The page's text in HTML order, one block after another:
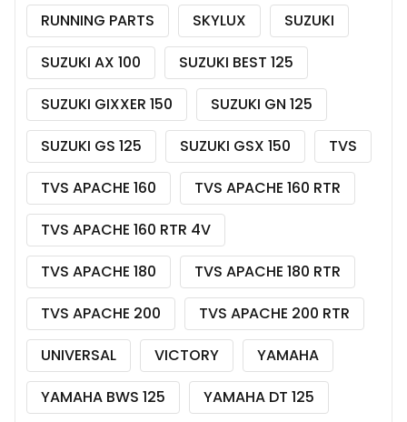
RUNNING PARTS
SKYLUX
SUZUKI
SUZUKI AX 100
SUZUKI BEST 125
SUZUKI GIXXER 150
SUZUKI GN 125
SUZUKI GS 125
SUZUKI GSX 150
TVS
TVS APACHE 160
TVS APACHE 160 RTR
TVS APACHE 160 RTR 4V
TVS APACHE 180
TVS APACHE 180 RTR
TVS APACHE 200
TVS APACHE 200 RTR
UNIVERSAL
VICTORY
YAMAHA
YAMAHA BWS 125
YAMAHA DT 125